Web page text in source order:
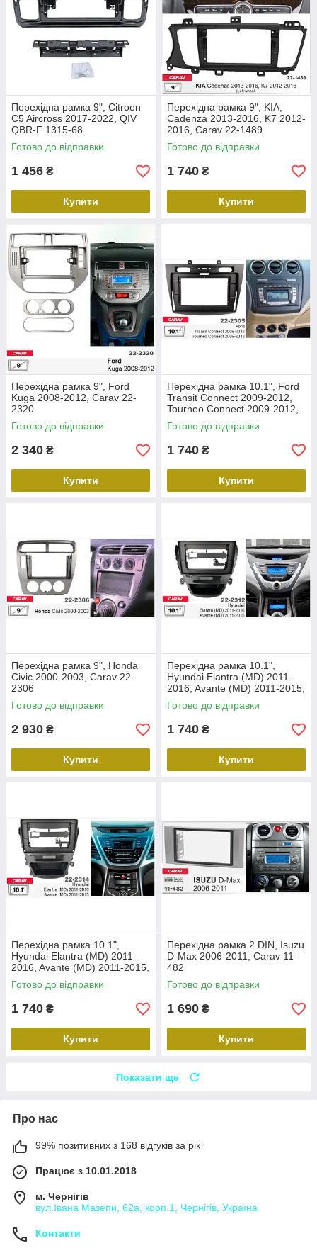
Перехідна рамка 9", Citroen
C5 Aircross 2017-2022, QIV
QBR-F 1315-68
Готово до відправки
1 456 ₴
Купити
Перехідна рамка 9", KIA,
Cadenza 2013-2016, K7 2012-
2016, Carav 22-1489
Готово до відправки
1 740 ₴
Купити
Перехідна рамка 9", Ford
Kuga 2008-2012, Carav 22-
2320
Готово до відправки
2 340 ₴
Купити
Перехідна рамка 10.1", Ford
Transit Connect 2009-2012,
Tourneo Connect 2009-2012,
Carav 22-2305
Готово до відправки
1 740 ₴
Купити
Перехідна рамка 9", Honda
Civic 2000-2003, Carav 22-
2306
Готово до відправки
2 930 ₴
Купити
Перехідна рамка 10.1",
Hyundai Elantra (MD) 2011-
2016, Avante (MD) 2011-2015,
Carav 22-2312
Готово до відправки
1 740 ₴
Купити
Перехідна рамка 10.1",
Hyundai Elantra (MD) 2011-
2016, Avante (MD) 2011-2015,
Carav 22-2314
Готово до відправки
1 740 ₴
Купити
Перехідна рамка 2 DIN, Isuzu
D-Max 2006-2011, Carav 11-
482
Готово до відправки
1 690 ₴
Купити
Показати ще
Про нас
99% позитивних з 168 відгуків за рік
Працює з 10.01.2018
м. Чернігів
вул.Івана Мазепи, 62а, корп.1, Чернігів, Україна
Контакти